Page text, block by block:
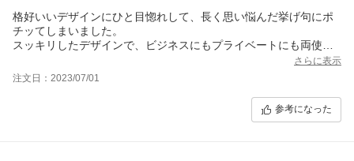
格好いいデザインにひと目惚れして、長く思い悩んだ挙げ句にポ
チッてしまいました。
スッキリしたデザインで、ビジネスにもプライベートにも両使い
私は現在同じセイコーのチタン製の腕時計を付けていますが、そ
ただ残念なのは、電波時計ではないことと、その割に値段が高い
さらに表示
注文日：2023/07/01
参考になった